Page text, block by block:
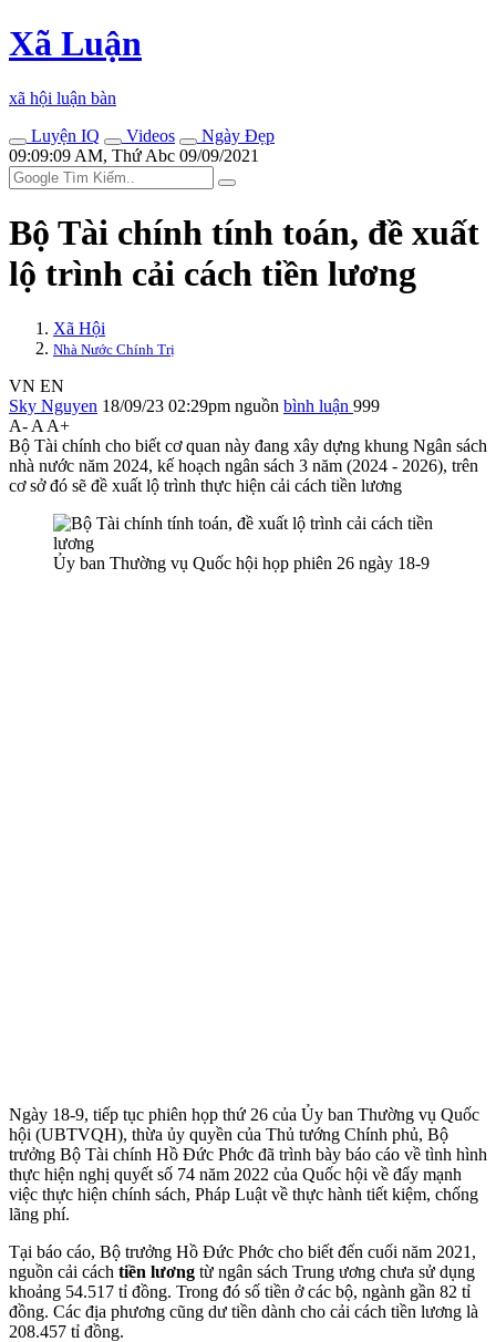
Xã Luận
xã hội luận bàn
Luyện IQ
Videos
Ngày Đẹp
09:09:09 AM, Thứ Abc 09/09/2021
Bộ Tài chính tính toán, đề xuất
lộ trình cải cách tiền lương
Xã Hội
Nhà Nước Chính Trị
VN EN
Sky Nguyen 18/09/23 02:29pm nguồn bình luận 999
A- A A+
Bộ Tài chính cho biết cơ quan này đang xây dựng khung Ngân sách
nhà nước năm 2024, kế hoạch ngân sách 3 năm (2024 - 2026), trên
cơ sở đó sẽ đề xuất lộ trình thực hiện cải cách tiền lương
Ủy ban Thường vụ Quốc hội họp phiên 26 ngày 18-9
Ngày 18-9, tiếp tục phiên họp thứ 26 của Ủy ban Thường vụ Quốc
hội (UBTVQH), thừa ủy quyền của Thủ tướng Chính phủ, Bộ
trưởng Bộ Tài chính Hồ Đức Phớc đã trình bày báo cáo về tình hình
thực hiện nghị quyết số 74 năm 2022 của Quốc hội về đẩy mạnh
việc thực hiện chính sách, Pháp Luật về thực hành tiết kiệm, chống
lãng phí.
Tại báo cáo, Bộ trưởng Hồ Đức Phớc cho biết đến cuối năm 2021,
nguồn cải cách tiền lương từ ngân sách Trung ương chưa sử dụng
khoảng 54.517 tỉ đồng. Trong đó số tiền ở các bộ, ngành gần 82 tỉ
đồng. Các địa phương cũng dư tiền dành cho cải cách tiền lương là
208.457 tỉ đồng.